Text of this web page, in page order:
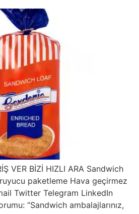
VER BİZİ HIZLI ARA Sandwich
paketleme Hava geçirmez
Twitter Telegram LinkedIn
“Sandwich ambalajlarınız,